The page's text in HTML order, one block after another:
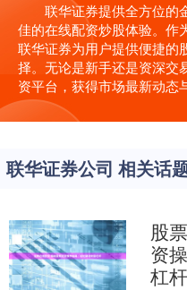
联华证券提供全方位的
佳的在线配资炒股体验。作
联华证券为用户提供便捷的
择。无论是新手还是资深交
资平台，获得市场最新动态
联华证券公司 相关话
股
资
杠杆